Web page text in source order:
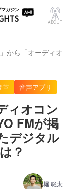
マガジン
ABOUT
」から「オーディオ
革 音声アプリ
ィオコン
FMが掲
デジタル
？
堀 聡太